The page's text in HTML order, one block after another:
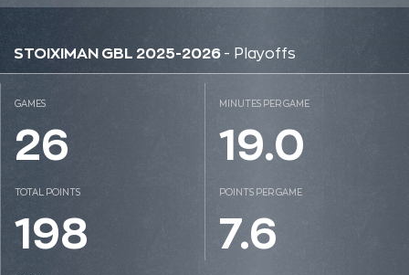
STOIXIMAN GBL 2025-2026 - Playoffs
GAMES
26
MINUTES PER GAME
19.0
TOTAL POINTS
198
POINTS PER GAME
7.6